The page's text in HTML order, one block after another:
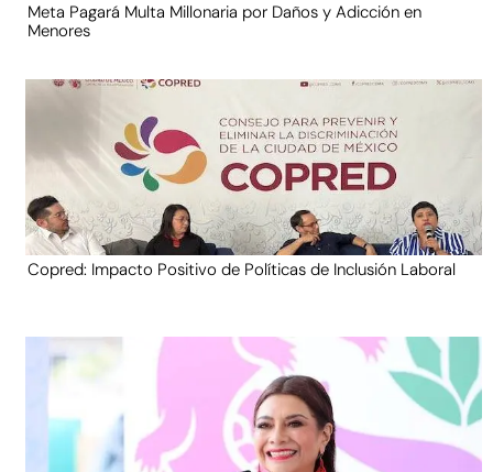
Meta Pagará Multa Millonaria por Daños y Adicción en
Menores
Copred: Impacto Positivo de Políticas de Inclusión Laboral